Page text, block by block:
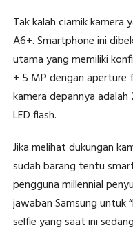
Tak kalah ciamik kamera
A6+. Smartphone ini
utama yang memiliki
+ 5 MP dengan aperture
kamera depannya
LED flash.
Jika melihat dukungan
sudah barang tentu
pengguna millennial
jawaban Samsung untuk
selfie yang saat ini